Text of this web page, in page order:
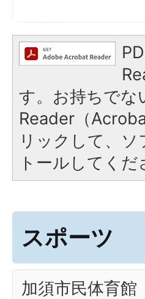
す。お持ちでな
Reader（
リックして、
トールしてくだ
スポーツ
加須市民体育館